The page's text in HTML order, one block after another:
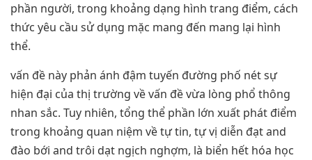
phần người, trong khoảng dạng hình trang điểm, cách
thức yêu cầu sử dụng mặc mang đến mang lại hình
thể.
vấn đề này phản ánh đậm tuyến đường phố nét sự
hiện đại của thị trường về vấn đề vừa lòng phổ thông
nhan sắc. Tuy nhiên, tổng thể phần lớn xuất phát điểm
trong khoảng quan niệm về tự tin, tự vị diễn đạt and
đào bới and trôi dạt ngịch nghợm, là biển hết hóa học